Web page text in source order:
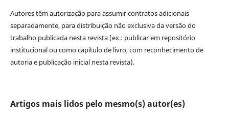
Autores têm autorização para assumir contratos adicionais
separadamente, para distribuição não exclusiva da versão do
trabalho publicada nesta revista (ex.: publicar em repositório
institucional ou como capítulo de livro, com reconhecimento de
autoria e publicação inicial nesta revista).
Artigos mais lidos pelo mesmo(s) autor(es)